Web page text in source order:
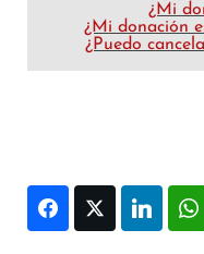
¿Mi
¿Mi donación
¿Puedo
FacebookTwitter